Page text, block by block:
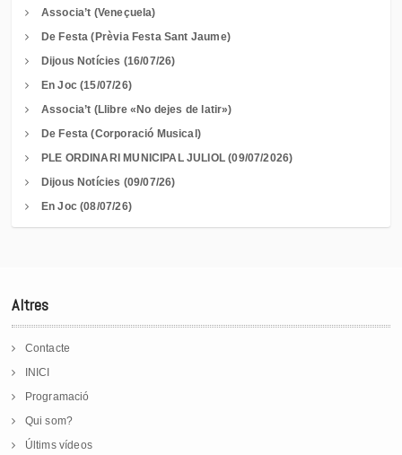
Associa’t (Veneçuela)
De Festa (Prèvia Festa Sant Jaume)
Dijous Notícies (16/07/26)
En Joc (15/07/26)
Associa’t (Llibre «No dejes de latir»)
De Festa (Corporació Musical)
PLE ORDINARI MUNICIPAL JULIOL (09/07/2026)
Dijous Notícies (09/07/26)
En Joc (08/07/26)
Altres
Contacte
INICI
Programació
Qui som?
Últims vídeos